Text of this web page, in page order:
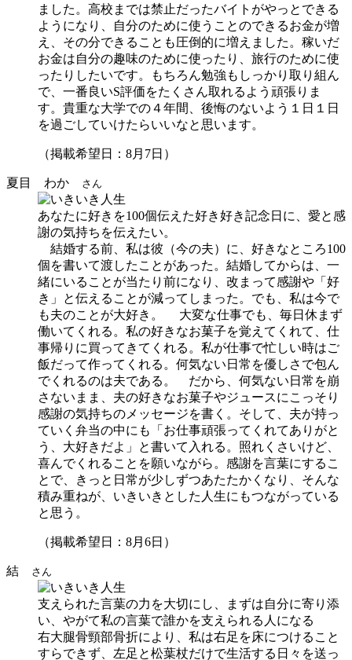
ました。高校までは禁止だったバイトがやっとできる
ようになり、自分のために使うことのできるお金が増
え、その分できることも圧倒的に増えました。稼いだ
お金は自分の趣味のために使ったり、旅行のために使
ったりしたいです。もちろん勉強もしっかり取り組ん
で、一番良いS評価をたくさん取れるよう頑張りま
す。貴重な大学での４年間、後悔のないよう１日１日
を過ごしていけたらいいなと思います。
（掲載希望日：8月7日）
夏目 わか さん
あなたに好きを100個伝えた好き好き記念日に、愛と感
謝の気持ちを伝えたい。
結婚する前、私は彼（今の夫）に、好きなところ100
個を書いて渡したことがあった。結婚してからは、一
緒にいることが当たり前になり、改まって感謝や「好
き」と伝えることが減ってしまった。でも、私は今で
も夫のことが大好き。 大変な仕事でも、毎日休まず
働いてくれる。私の好きなお菓子を覚えてくれて、仕
事帰りに買ってきてくれる。私が仕事で忙しい時はご
飯だって作ってくれる。何気ない日常を優しさで包ん
でくれるのは夫である。 だから、何気ない日常を崩
さないまま、夫の好きなお菓子やジュースにこっそり
感謝の気持ちのメッセージを書く。そして、夫が持っ
ていく弁当の中にも「お仕事頑張ってくれてありがと
う、大好きだよ」と書いて入れる。照れくさいけど、
喜んでくれることを願いながら。感謝を言葉にするこ
とで、きっと日常が少しずつあたたかくなり、そんな
積み重ねが、いきいきとした人生にもつながっている
と思う。
（掲載希望日：8月6日）
結 さん
支えられた言葉の力を大切にし、まずは自分に寄り添
い、やがて私の言葉で誰かを支えられる人になる
右大腿骨頸部骨折により、私は右足を床につけること
すらできず、左足と松葉杖だけで生活する日々を送っ